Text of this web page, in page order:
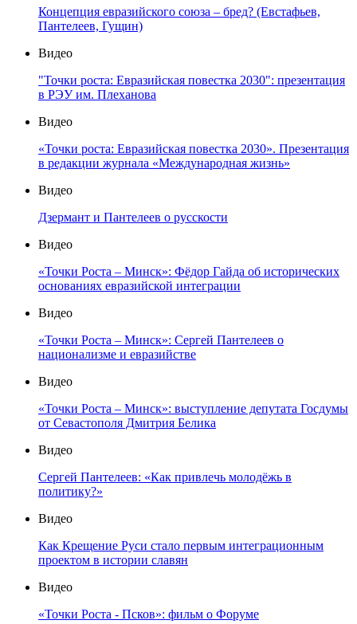
Концепция евразийского союза – бред? (Евстафьев,
Пантелеев, Гущин)
Видео
"Точки роста: Евразийская повестка 2030": презентация
в РЭУ им. Плеханова
Видео
«Точки роста: Евразийская повестка 2030». Презентация
в редакции журнала «Международная жизнь»
Видео
Дзермант и Пантелеев о русскости
Видео
«Точки Роста – Минск»: Фёдор Гайда об исторических
основаниях евразийской интеграции
Видео
«Точки Роста – Минск»: Сергей Пантелеев о
национализме и евразийстве
Видео
«Точки Роста – Минск»: выступление депутата Госдумы
от Севастополя Дмитрия Белика
Видео
Сергей Пантелеев: «Как привлечь молодёжь в
политику?»
Видео
Как Крещение Руси стало первым интеграционным
проектом в истории славян
Видео
«Точки Роста - Псков»: фильм о Форуме